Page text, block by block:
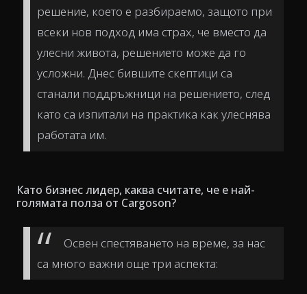
решение, което е разбираемо, защото при
всеки нов подход има страх, че вместо да
улесни живота, решението може да го
усложни. Днес бившите скептици са
станали поддръжници на решението, след
като са изпитали на практика как улеснява
работата им.
Като бизнес лидер, каква считате, че е най-
голямата полза от Cargoson?
Освен спестяването на време, за нас
са много важни още три аспекта: